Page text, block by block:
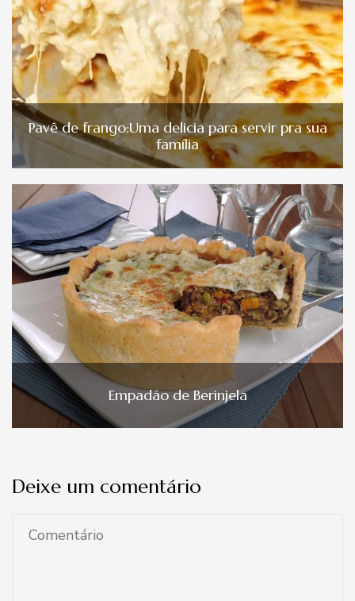
Pavê de frango:Uma delicia para servir pra sua
família
Empadão de Berinjela
Deixe um comentário